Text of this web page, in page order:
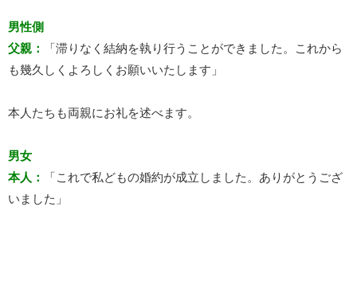
男性側
父親：
「滞りなく結納を執り行うことができました。これから
も幾久しくよろしくお願いいたします」
本人たちも両親にお礼を述べます。
男女
本人：
「これで私どもの婚約が成立しました。ありがとうござ
いました」